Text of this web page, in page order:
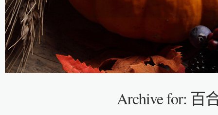
Archive for: 百